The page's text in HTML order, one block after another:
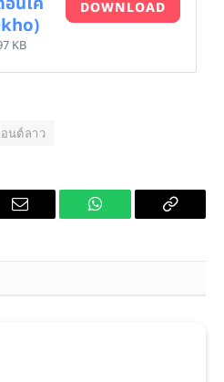
KB
DOWNLOAD
นต์ลาว
Email WhatsApp Copy